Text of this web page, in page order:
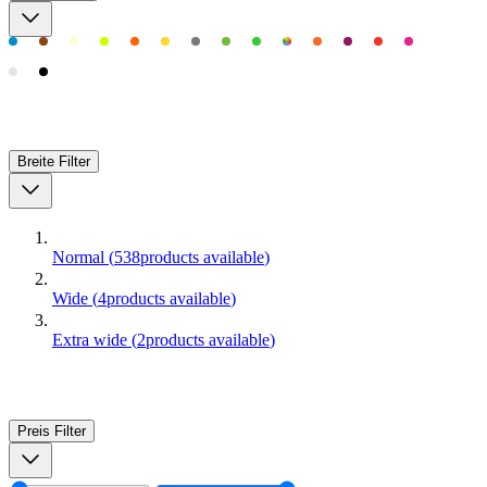
Breite Filter
Normal (538products available)
Wide (4products available)
Extra wide (2products available)
Preis Filter